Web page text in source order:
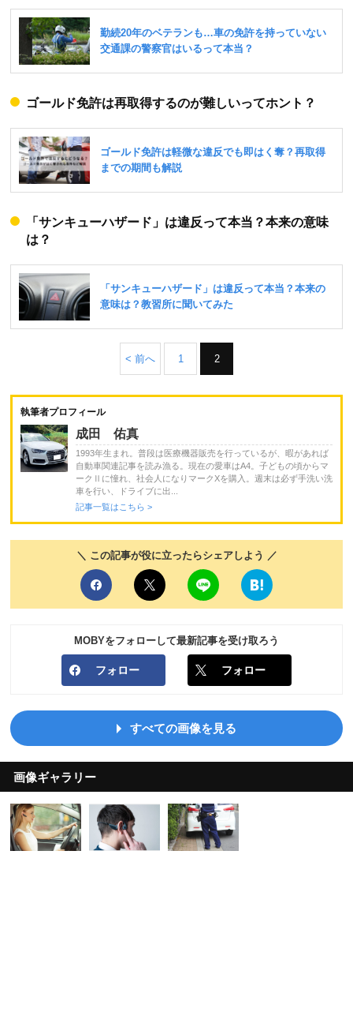
ゴールド免許は再取得するのが難しいってホント？
「サンキューハザード」は違反って本当？本来の意味
は？
< 前へ 1 2
執筆者プロフィール
成田 佑真
1993年生まれ。普段は医療機器販売を行っているが、暇があれば
自動車関連記事を読み漁る。現在の愛車はA4。子どもの頃からマ
ークⅡに憧れ、社会人になりマークXを購入。週末は必ず手洗い洗
車を行い、ドライブに出...
記事一覧はこちら >
＼ この記事が役に立ったらシェアしよう ／
MOBYをフォローして最新記事を受け取ろう
フォロー フォロー
すべての画像を見る
画像ギャラリー